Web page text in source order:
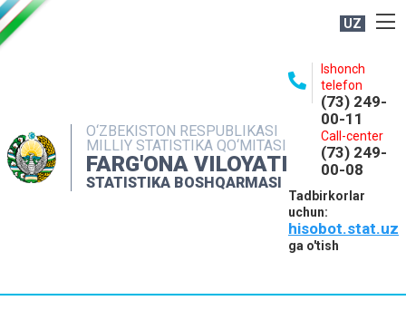
UZ
O‘ZBEKISTON RESPUBLIKASI
MILLIY STATISTIKA QO‘MITASI
FARG'ONA VILOYATI
STATISTIKA BOSHQARMASI
Ishonch
telefon
(73) 249-
00-11
Call-center
(73) 249-
00-08
Tadbirkorlar
uchun:
hisobot.stat.uz
ga o'tish
NASHRLAR
INTERAKTIV XIZMATLAR
MATBUOT XIZMATI